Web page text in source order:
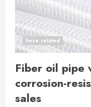
hose related
Fiber oil pipe
corrosion-
sales